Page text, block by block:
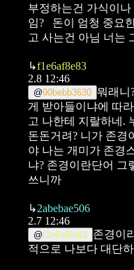
부정하는건 가식이
임?
돈이 엄청 중요
고 사는건 아님 너는
↳f1e6af8e83
2.8 12:46
@90bebb3630 뭐래니
게 받아들이냐에 따
고 나한테 지랄하네.
돈돈거려? 니가 존경
야 나는 개미가 존경
냐? 존경이란단어 그
쓰니까
↳2abebae506
2.7 12:46
@f1e6af8e83 존경이
적으로 나보다 대단